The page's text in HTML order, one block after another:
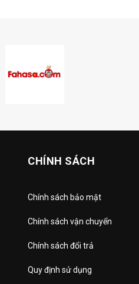
CHÍNH SÁCH
Chính sách bảo mật
Chính sách vận chuyển
Chính sách đổi trả
Quy định sử dụng